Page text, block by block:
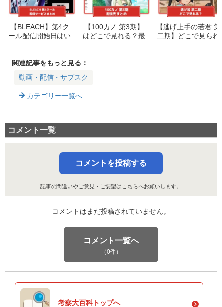
【BLEACH】第4ク
ール配信開始日はい
年血戦篇-禍進譚-】
【100カノ 第3期】
はどこで見れる？最
のことが大大大大大
【逃げ上手の若君 第
二期】どこで見られ
関連記事をもっと見る：
動画・配信・サブスク
カテゴリー一覧へ
コメント一覧
コメントを投稿する
記事の間違いやご意見・ご要望はこちらへお願いします。
コメントはまだ投稿されていません。
コメント一覧へ
（0件）
考察大百科トップへ